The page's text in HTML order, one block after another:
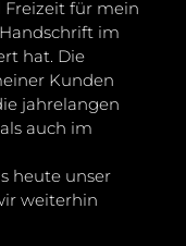
Freizeit für mein
im
hat. Die
Kunden
jahrelangen
auch im
heute unser
weiterhin